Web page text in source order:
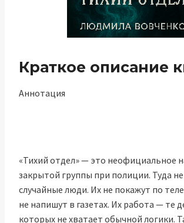
Краткое описание
Аннотация
«Тихий отдел» — это неофициальное
закрытой группы при полиции. Туда
случайные люди. Их не покажут по
не напишут в газетах. Их работа — те
которых не хватает обычной логики.